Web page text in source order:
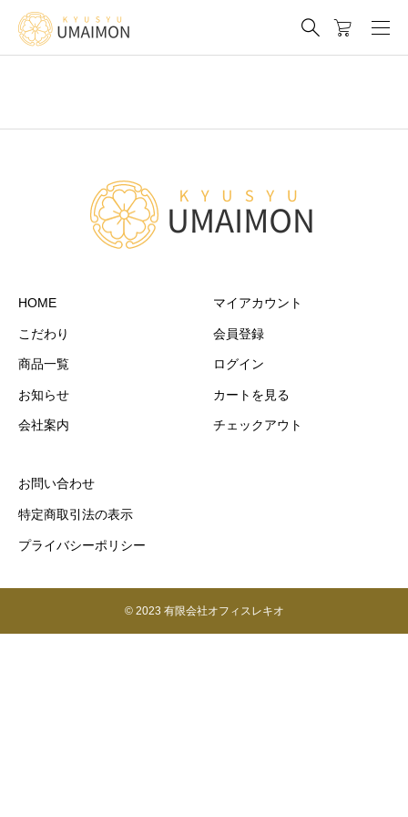
HOME
こだわり
商品一覧
お知らせ
会社案内
マイアカウント
会員登録
ログイン
カートを見る
チェックアウト
お問い合わせ
特定商取引法の表示
プライバシーポリシー
© 2023 有限会社オフィスレキオ